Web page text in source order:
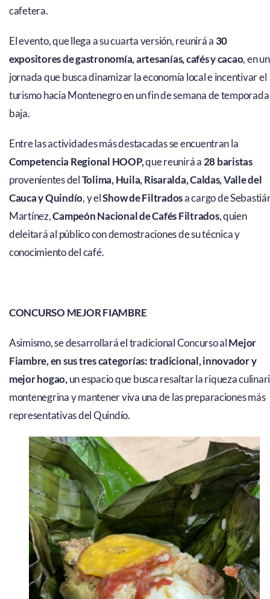
cafetera.
El evento, que llega a su cuarta versión, reunirá a 30
expositores de gastronomía, artesanías, cafés y cacao, en
jornada que busca dinamizar la economía local e incentivar el
turismo hacia Montenegro en un fin de semana de temporada
baja.
Entre las actividades más destacadas se encuentran la
Competencia Regional HOOP,que reunirá a28 baristas
provenientes delTolima, Huila, Risaralda, Caldas, Valle del
Cauca y Quindío, y elShow de Filtradosa cargo de
Martínez,Campeón Nacional de Cafés Filtrados, quien
deleitará al público con demostraciones de su técnica y
conocimiento del café.
CONCURSO MEJOR FIAMBRE
Asimismo, se desarrollará el tradicional Concurso alMejor
Fiambre, en sus tres categorías: tradicional, innovador y
mejor hogao,un espacio que busca resaltar la riqueza
montenegrina y mantener viva una de las preparaciones más
representativas del Quindío.